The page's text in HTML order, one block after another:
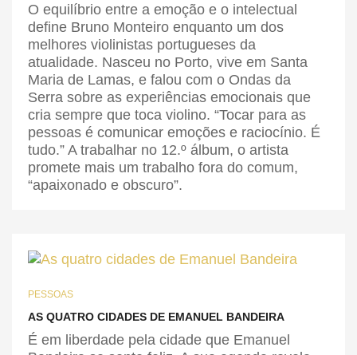
O equilíbrio entre a emoção e o intelectual
define Bruno Monteiro enquanto um dos
melhores violinistas portugueses da
atualidade. Nasceu no Porto, vive em Santa
Maria de Lamas, e falou com o Ondas da
Serra sobre as experiências emocionais que
cria sempre que toca violino. “Tocar para as
pessoas é comunicar emoções e raciocínio. É
tudo.” A trabalhar no 12.º álbum, o artista
promete mais um trabalho fora do comum,
“apaixonado e obscuro”.
PESSOAS
AS QUATRO CIDADES DE EMANUEL BANDEIRA
É em liberdade pela cidade que Emanuel